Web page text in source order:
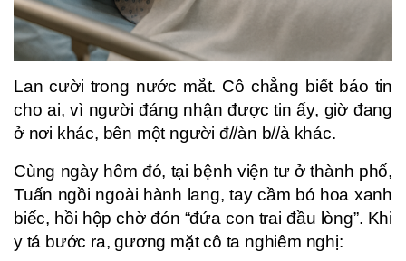
Lan cười trong nước mắt. Cô chẳng biết báo tin
cho ai, vì người đáng nhận được tin ấy, giờ đang
ở nơi khác, bên một người đ//àn b//à khác.
Cùng ngày hôm đó, tại bệnh viện tư ở thành phố,
Tuấn ngồi ngoài hành lang, tay cầm bó hoa xanh
biếc, hồi hộp chờ đón “đứa con trai đầu lòng”. Khi
y tá bước ra, gương mặt cô ta nghiêm nghị: